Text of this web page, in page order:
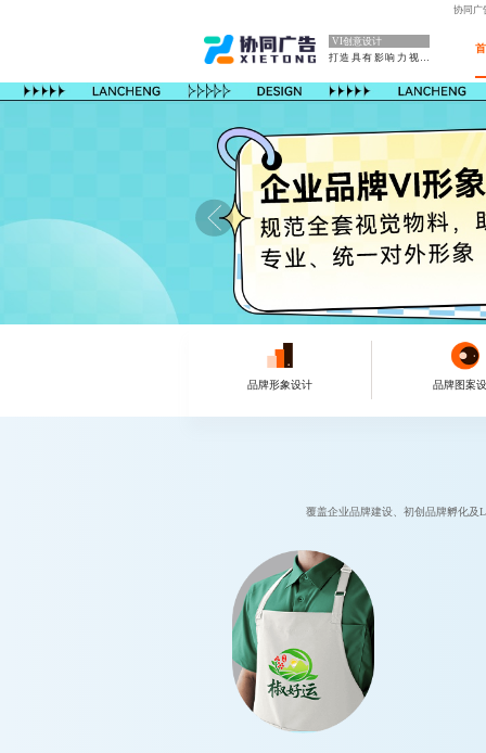
协同广
VI创意设计
打造具有影响力视觉
品牌形象设计 品牌图案
覆盖企业品牌建设、初创品牌孵化及